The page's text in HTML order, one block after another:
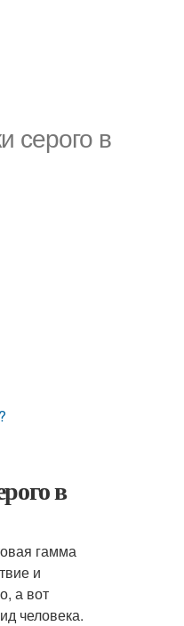
серого в
в
гамма
и
а вот
человека.